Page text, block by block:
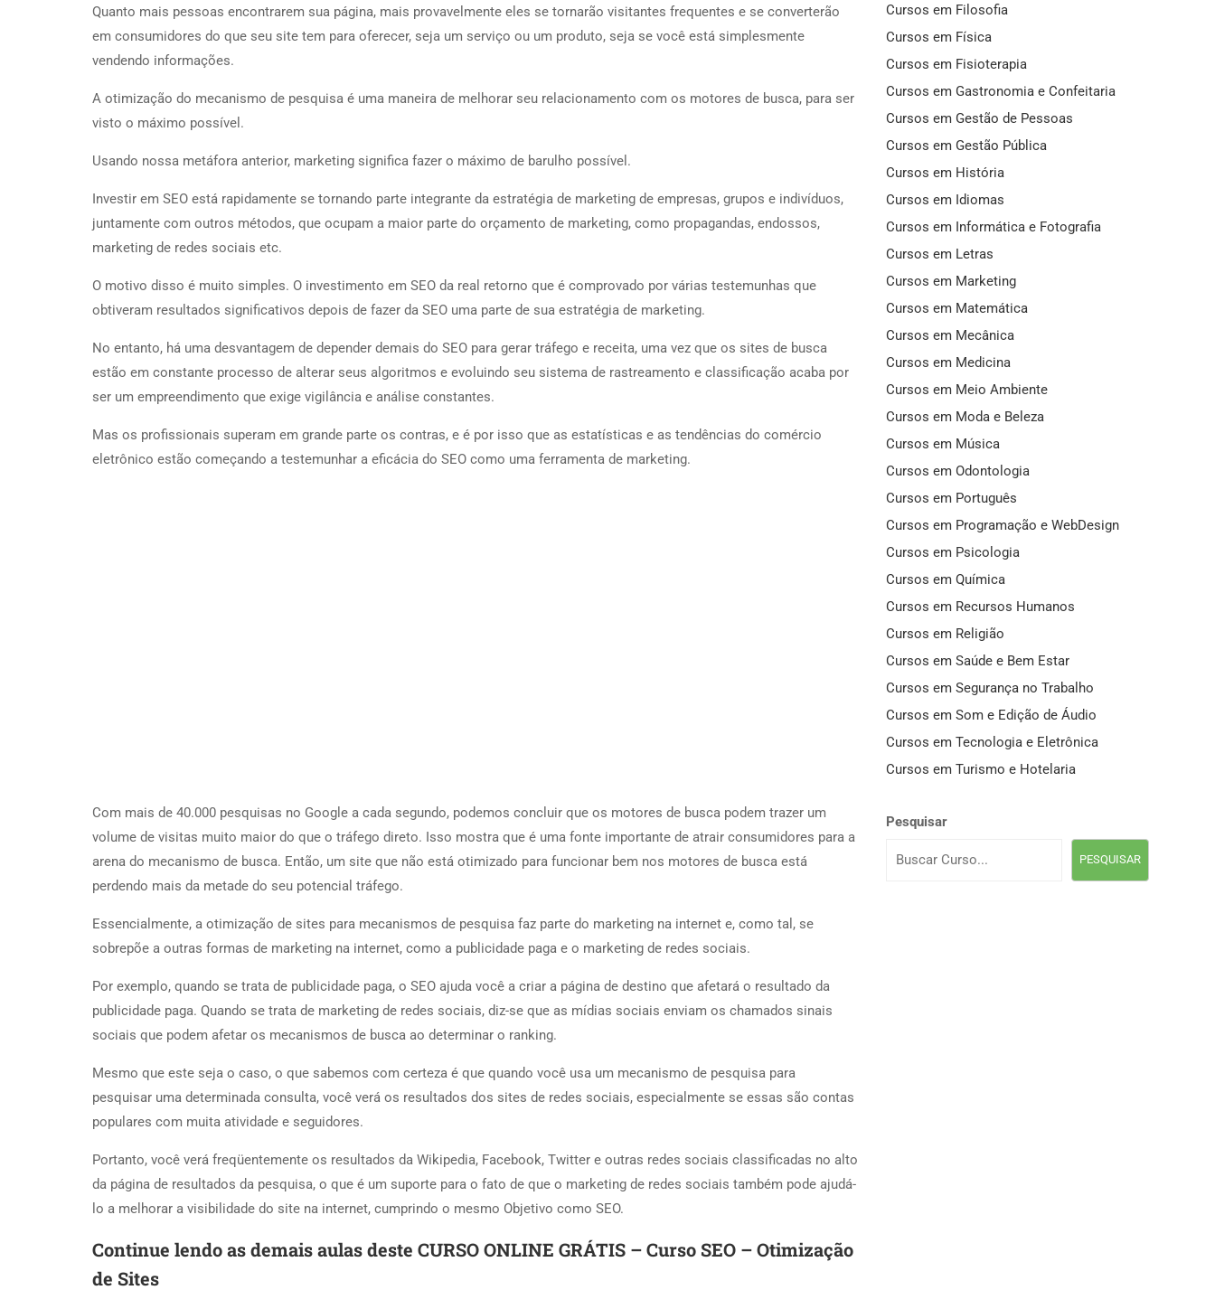
Quanto mais pessoas encontrarem sua página, mais provavelmente eles se tornarão visitantes frequentes e se converterão
em consumidores do que seu site tem para oferecer, seja um serviço ou um produto, seja se você está simplesmente
vendendo informações.
A otimização do mecanismo de pesquisa é uma maneira de melhorar seu relacionamento com os motores de busca, para ser
visto o máximo possível.
Usando nossa metáfora anterior, marketing significa fazer o máximo de barulho possível.
Investir em SEO está rapidamente se tornando parte integrante da estratégia de marketing de empresas, grupos e indivíduos,
juntamente com outros métodos, que ocupam a maior parte do orçamento de marketing, como propagandas, endossos,
marketing de redes sociais etc.
O motivo disso é muito simples. O investimento em SEO da real retorno que é comprovado por várias testemunhas que
obtiveram resultados significativos depois de fazer da SEO uma parte de sua estratégia de marketing.
No entanto, há uma desvantagem de depender demais do SEO para gerar tráfego e receita, uma vez que os sites de busca
estão em constante processo de alterar seus algoritmos e evoluindo seu sistema de rastreamento e classificação acaba por
ser um empreendimento que exige vigilância e análise constantes.
Mas os profissionais superam em grande parte os contras, e é por isso que as estatísticas e as tendências do comércio
eletrônico estão começando a testemunhar a eficácia do SEO como uma ferramenta de marketing.
Com mais de 40.000 pesquisas no Google a cada segundo, podemos concluir que os motores de busca podem trazer um
volume de visitas muito maior do que o tráfego direto. Isso mostra que é uma fonte importante de atrair consumidores para a
arena do mecanismo de busca. Então, um site que não está otimizado para funcionar bem nos motores de busca está
perdendo mais da metade do seu potencial tráfego.
Essencialmente, a otimização de sites para mecanismos de pesquisa faz parte do marketing na internet e, como tal, se
sobrepõe a outras formas de marketing na internet, como a publicidade paga e o marketing de redes sociais.
Por exemplo, quando se trata de publicidade paga, o SEO ajuda você a criar a página de destino que afetará o resultado da
publicidade paga. Quando se trata de marketing de redes sociais, diz-se que as mídias sociais enviam os chamados sinais
sociais que podem afetar os mecanismos de busca ao determinar o ranking.
Mesmo que este seja o caso, o que sabemos com certeza é que quando você usa um mecanismo de pesquisa para
pesquisar uma determinada consulta, você verá os resultados dos sites de redes sociais, especialmente se essas são contas
populares com muita atividade e seguidores.
Portanto, você verá freqüentemente os resultados da Wikipedia, Facebook, Twitter e outras redes sociais classificadas no alto
da página de resultados da pesquisa, o que é um suporte para o fato de que o marketing de redes sociais também pode ajudá-
lo a melhorar a visibilidade do site na internet, cumprindo o mesmo Objetivo como SEO.
Continue lendo as demais aulas deste CURSO ONLINE GRÁTIS – Curso SEO – Otimização
de Sites
Cursos em Filosofia
Cursos em Física
Cursos em Fisioterapia
Cursos em Gastronomia e Confeitaria
Cursos em Gestão de Pessoas
Cursos em Gestão Pública
Cursos em História
Cursos em Idiomas
Cursos em Informática e Fotografia
Cursos em Letras
Cursos em Marketing
Cursos em Matemática
Cursos em Mecânica
Cursos em Medicina
Cursos em Meio Ambiente
Cursos em Moda e Beleza
Cursos em Música
Cursos em Odontologia
Cursos em Português
Cursos em Programação e WebDesign
Cursos em Psicologia
Cursos em Química
Cursos em Recursos Humanos
Cursos em Religião
Cursos em Saúde e Bem Estar
Cursos em Segurança no Trabalho
Cursos em Som e Edição de Áudio
Cursos em Tecnologia e Eletrônica
Cursos em Turismo e Hotelaria
Pesquisar
PESQUISAR